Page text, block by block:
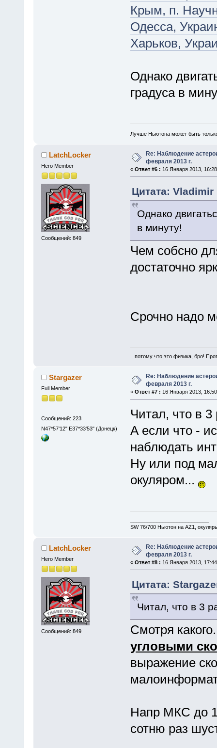
Крым, п.
Одесса,
Харьков,
Однако
градуса в
Лучше Ньютона может быть
LatchLocker
Hero Member
Сообщений: 849
Re: Наблюдение
февраля 2013 г.
« Ответ #6 : 16 Января 2013,
Цитата: Vladimir
Однако
в минуту!
Чем собсно
достаточно
Срочно надо
...потому что это физика, бро!
Stargazer
Full Member
Сообщений: 223
N47*57'12" E37*33'53" (Донецк)
Re: Наблюдение
февраля 2013 г.
« Ответ #7 : 16 Января 2013,
Читал, что в
А если что -
наблюдать
Ну или под
окуляром...
SW 76/700 Ньютон на AZ1,
LatchLocker
Hero Member
Сообщений: 849
Re: Наблюдение
февраля 2013 г.
« Ответ #8 : 16 Января 2013,
Цитата:
Читал, что в 3
Смотря
угловыми
выражение
Напр МКС до
сотню раз